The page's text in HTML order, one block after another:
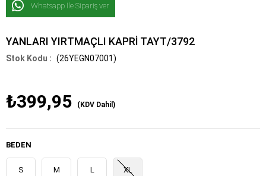
Whatsapp İle Sipariş ver
YANLARI YIRTMAÇLI KAPRİ TAYT/3792
(26YEGN07001)
₺399,95 (KDV Dahil)
BEDEN
S M L XL